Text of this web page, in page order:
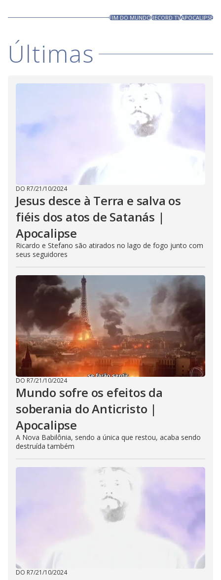
FIM DO MUNDORECORD TVAPOCALIPSE
Últimas
DO R7/21/10/2024
Jesus desce à Terra e salva os
fiéis dos atos de Satanás |
Apocalipse
Ricardo e Stefano são atirados no lago de fogo junto com
seus seguidores
DO R7/21/10/2024
Mundo sofre os efeitos da
soberania do Anticristo |
Apocalipse
A Nova Babilônia, sendo a única que restou, acaba sendo
destruída também
DO R7/21/10/2024